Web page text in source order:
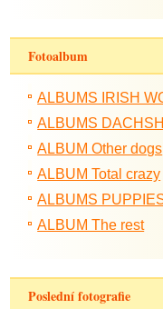
Fotoalbum
ALBUMS IRISH
ALBUMS
ALBUM Other dogs
ALBUM Total crazy
ALBUMS
ALBUM The rest
Poslední fotografie